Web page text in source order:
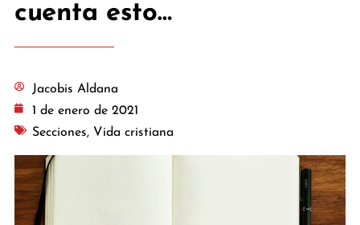
cuenta esto…
Jacobis Aldana
1 de enero de 2021
Secciones, Vida cristiana